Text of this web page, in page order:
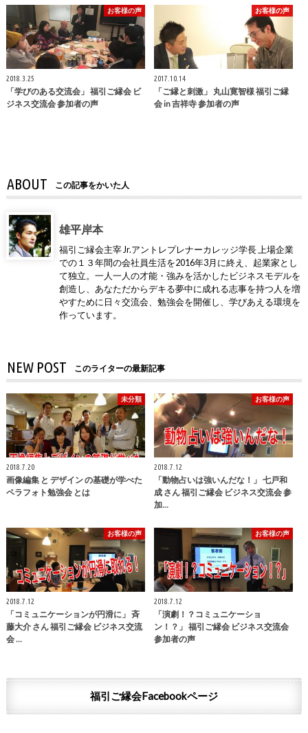
お客様の声
2018.3.25
「学びのある交流会」 福引ご縁会 ビ
ジネス交流会 参加者の声
お客様の声
2017.10.14
「ご縁と刺激」 丸山寛智様 福引ご縁
会 in 吉祥寺 参加者の声
ABOUT この記事をかいた人
雄平岸本
福引ご縁会主宰 Jr.アントレプレナーカレッジ学長 上場企業
での１３年間の会社員生活を2016年3月に終え、起業家とし
て独立。一人一人の才能・強みを活かしたビジネスモデルを
創造し、あなただからデキる夢中に成れる志事を持つ人を増
やすために日々交流会、勉強会を開催し、学びあえる環境を
作っています。
NEW POST このライターの最新記事
未分類
2018.7.20
画像編集 と デザイン の基礎が学べた
ペラフォト勉強会 とは
お客様の声
2018.7.12
「動物占いは強いんだな！」 七戸和
成 さん 福引ご縁会 ビジネス交流会 参
加…
お客様の声
2018.7.12
「コミュニケーションが円滑に」 斉
藤大介 さん 福引ご縁会 ビジネス交流
会 …
お客様の声
2018.7.12
「演劇！？コミュニケーショ
ン！？」 福引ご縁会 ビジネス交流会
参加者の声
福引ご縁会Facebookページ